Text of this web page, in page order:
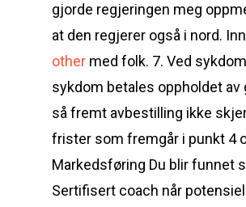
gjorde regjeringen meg
at den regjerer også i nord.
other med folk. 7. Ved
sykdom betales oppholdet av
så fremt avbestilling ikke
frister som fremgår i punkt 4
Markedsføring Du blir funnet
Sertifisert coach når